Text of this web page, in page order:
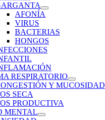
AFONÍA
VIRUS
BACTERIAS
HONGOS
RESPIRATORIO
Y MUCOSIDAD
SECA
PRODUCTIVA
MENTAL